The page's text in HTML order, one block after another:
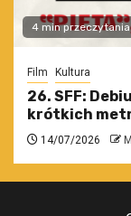
4 min przeczytania
Film Kultura
26. SFF:
krótkich
14/07/2026